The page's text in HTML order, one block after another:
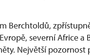
Berchtoldů,
severní Africe a
Největší